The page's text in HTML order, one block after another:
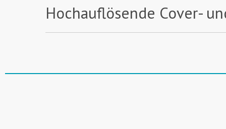
Hochauflösende Cover-